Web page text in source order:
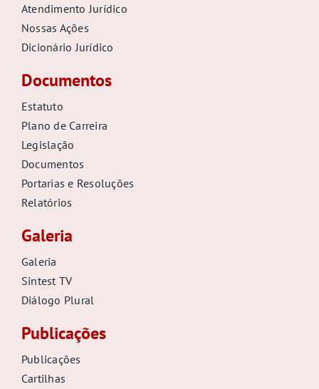
Atendimento Jurídico
Nossas Ações
Dicionário Jurídico
Documentos
Estatuto
Plano de Carreira
Legislação
Documentos
Portarias e Resoluções
Relatórios
Galeria
Galeria
Sintest TV
Diálogo Plural
Publicações
Publicações
Cartilhas